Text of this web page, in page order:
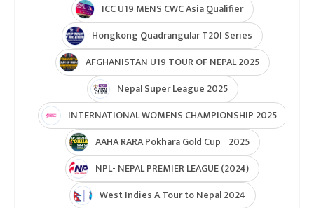
ICC U19 MENS CWC Asia Qualifier
Hongkong Quadrangular T20I Series
AFGHANISTAN U19 TOUR OF NEPAL 2025
Nepal Super League 2025
INTERNATIONAL WOMENS CHAMPIONSHIP 2025
AAHA RARA Pokhara Gold Cup 2025
NPL- NEPAL PREMIER LEAGUE (2024)
West Indies A Tour to Nepal 2024